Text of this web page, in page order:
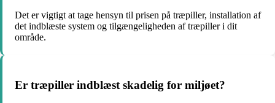
Det er vigtigt at tage hensyn til prisen på træpiller, installation af
det indblæste system og tilgængeligheden af træpiller i dit
område.
Er træpiller indblæst skadelig for miljøet?